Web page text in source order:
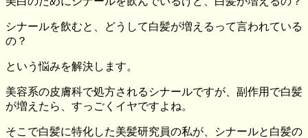
シナールを飲むと、どうして白髪が増えるって言われている
の？
という悩みを解決します。
美容系の皮膚科で処方されるシナールですが、副作用で白髪
が増えたら、すっごくイヤですよね。
そこで白髪に特化した美髪研究員の私が、
シナールと白髪の